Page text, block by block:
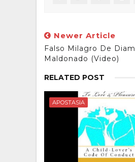
Newer Article
Falso Milagro De
Maldonado (Video)
RELATED POST
APOSTASIA